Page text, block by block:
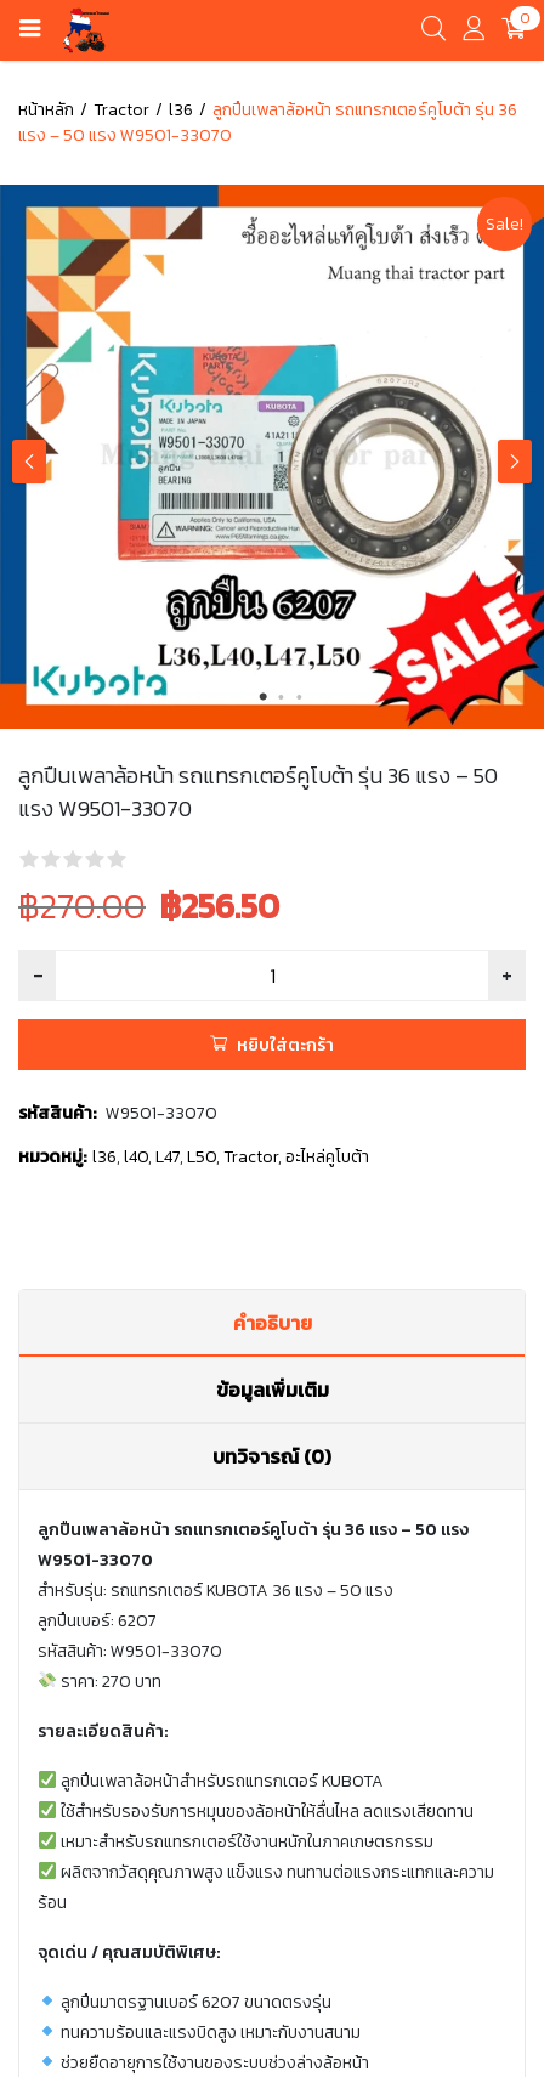
0
หน้าหลัก Tractor l36
ลูกปืนเพลาล้อหน้า รถแทรกเตอร์คูโบต้า รุ่น 36
แรง – 50 แรง W9501-33070
Sale!
ลูกปืนเพลาล้อหน้า รถแทรกเตอร์คูโบต้า รุ่น 36 แรง – 50
แรง W9501-33070
Original
price
was:
฿270.00 Current
฿256.50
หยิบใส่ตะกร้า
รหัสสินค้า: W9501-33070
หมวดหมู่: l36,l40,L47,L50,Tractor,อะไหล่คูโบต้า
คำอธิบาย
ข้อมูลเพิ่มเติม
บทวิจารณ์ (0)
ลูกปืนเพลาล้อหน้า รถแทรกเตอร์คูโบต้า รุ่น 36 แรง – 50 แรง
W9501-33070
สำหรับรุ่น: รถแทรกเตอร์ KUBOTA 36 แรง – 50 แรง
ลูกปืนเบอร์: 6207
รหัสสินค้า: W9501-33070
ราคา: 270 บาท
รายละเอียดสินค้า:
ลูกปืนเพลาล้อหน้าสำหรับรถแทรกเตอร์ KUBOTA
ใช้สำหรับรองรับการหมุนของล้อหน้าให้ลื่นไหล ลดแรงเสียดทาน
เหมาะสำหรับรถแทรกเตอร์ใช้งานหนักในภาคเกษตรกรรม
ผลิตจากวัสดุคุณภาพสูง แข็งแรง ทนทานต่อแรงกระแทกและความ
ร้อน
จุดเด่น / คุณสมบัติพิเศษ:
ลูกปืนมาตรฐานเบอร์ 6207 ขนาดตรงรุ่น
ทนความร้อนและแรงบิดสูง เหมาะกับงานสนาม
ช่วยยืดอายุการใช้งานของระบบช่วงล่างล้อหน้า